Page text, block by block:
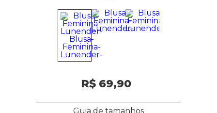
R$ 69,90
Guia de tamanhos